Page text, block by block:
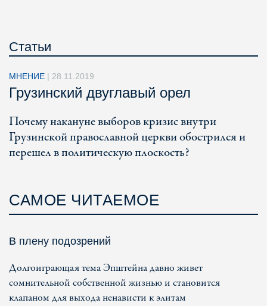
Статьи
МНЕНИЕ | 28.11.2019
Грузинский двуглавый орел
Почему накануне выборов кризис внутри
Грузинской православной церкви обострился и
перешел в политическую плоскость?
САМОЕ ЧИТАЕМОЕ
В плену подозрений
Долгоиграющая тема Эпштейна давно живет
сомнительной собственной жизнью и становится
клапаном для выхода ненависти к элитам